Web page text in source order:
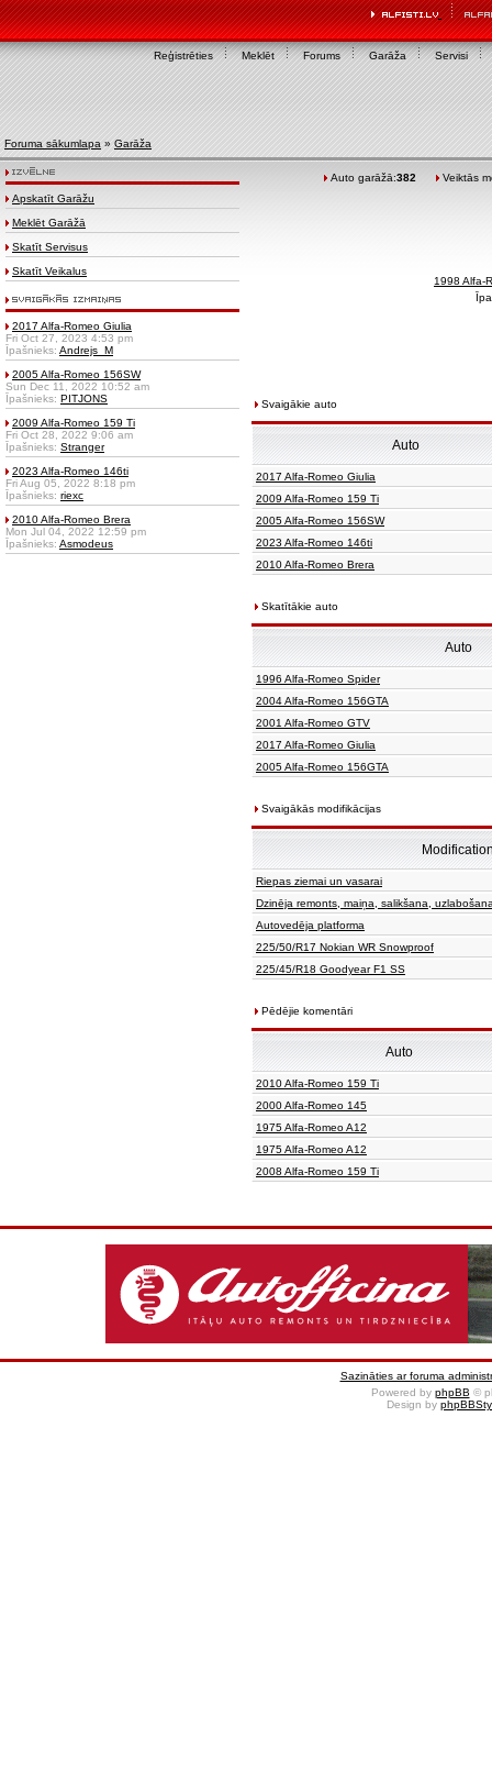
Reģistrēties Meklēt Forums Garāža Servisi
Foruma sākumlapa » Garāža
Apskatīt Garāžu
Meklēt Garāžā
Skatīt Servisus
Skatīt Veikalus
2017 Alfa-Romeo Giulia
Fri Oct 27, 2023 4:53 pm
Īpašnieks: Andrejs_M
2005 Alfa-Romeo 156SW
Sun Dec 11, 2022 10:52 am
Īpašnieks: PITJONS
2009 Alfa-Romeo 159 Ti
Fri Oct 28, 2022 9:06 am
Īpašnieks: Stranger
2023 Alfa-Romeo 146ti
Fri Aug 05, 2022 8:18 pm
Īpašnieks: riexc
2010 Alfa-Romeo Brera
Mon Jul 04, 2022 12:59 pm
Īpašnieks: Asmodeus
Auto garāžā:382 Veiktās
1998 Alfa-
Svaigākie auto
Auto
2017 Alfa-Romeo Giulia
2009 Alfa-Romeo 159 Ti
2005 Alfa-Romeo 156SW
2023 Alfa-Romeo 146ti
2010 Alfa-Romeo Brera
Skatītākie auto
Auto
1996 Alfa-Romeo Spider
2004 Alfa-Romeo 156GTA
2001 Alfa-Romeo GTV
2017 Alfa-Romeo Giulia
2005 Alfa-Romeo 156GTA
Svaigākās modifikācijas
Riepas ziemai un vasarai
Dzinēja remonts, maiņa, salikšana,
Autovedēja platforma
225/50/R17 Nokian WR Snowproof
225/45/R18 Goodyear F1 SS
Pēdējie komentāri
Auto
2010 Alfa-Romeo 159 Ti
2000 Alfa-Romeo 145
1975 Alfa-Romeo A12
1975 Alfa-Romeo A12
2008 Alfa-Romeo 159 Ti
Sazināties ar foruma
Powered by phpBB ©
Design by